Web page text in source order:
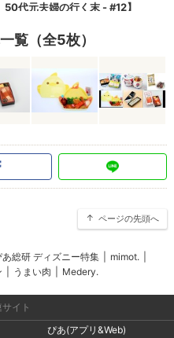
覧（全5枚）
ページの先頭へ
あ総研 ディズニー特集 mimot.
うまい肉 Medery.
イト
ぴあ(アプリ&Web)